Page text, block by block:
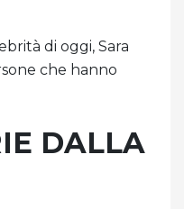
di oggi, Sara
che hanno
DALLA